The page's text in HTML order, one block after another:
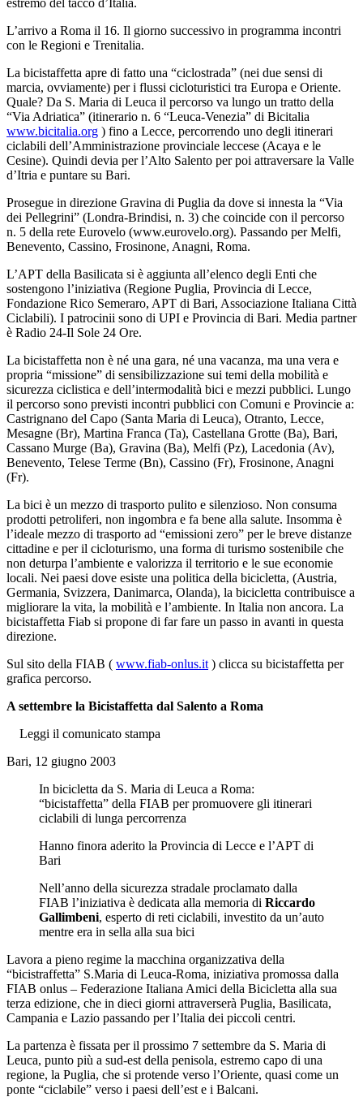
L’arrivo a Roma il 16. Il giorno successivo in programma incontri
con le Regioni e Trenitalia.
La bicistaffetta apre di fatto una “ciclostrada” (nei due sensi di
marcia, ovviamente) per i flussi cicloturistici tra Europa e Oriente.
Quale? Da S. Maria di Leuca il percorso va lungo un tratto della
“Via Adriatica” (itinerario n. 6 “Leuca-Venezia” di Bicitalia
www.bicitalia.org ) fino a Lecce, percorrendo uno degli itinerari
ciclabili dell’Amministrazione provinciale leccese (Acaya e le
Cesine). Quindi devia per l’Alto Salento per poi attraversare la Valle
d’Itria e puntare su Bari.
Prosegue in direzione Gravina di Puglia da dove si innesta la “Via
dei Pellegrini” (Londra-Brindisi, n. 3) che coincide con il percorso
n. 5 della rete Eurovelo (www.eurovelo.org). Passando per Melfi,
Benevento, Cassino, Frosinone, Anagni, Roma.
L’APT della Basilicata si è aggiunta all’elenco degli Enti che
sostengono l’iniziativa (Regione Puglia, Provincia di Lecce,
Fondazione Rico Semeraro, APT di Bari, Associazione Italiana Città
Ciclabili). I patrocinii sono di UPI e Provincia di Bari. Media partner
è Radio 24-Il Sole 24 Ore.
La bicistaffetta non è né una gara, né una vacanza, ma una vera e
propria “missione” di sensibilizzazione sui temi della mobilità e
sicurezza ciclistica e dell’intermodalità bici e mezzi pubblici. Lungo
il percorso sono previsti incontri pubblici con Comuni e Provincie a:
Castrignano del Capo (Santa Maria di Leuca), Otranto, Lecce,
Mesagne (Br), Martina Franca (Ta), Castellana Grotte (Ba), Bari,
Cassano Murge (Ba), Gravina (Ba), Melfi (Pz), Lacedonia (Av),
Benevento, Telese Terme (Bn), Cassino (Fr), Frosinone, Anagni
(Fr).
La bici è un mezzo di trasporto pulito e silenzioso. Non consuma
prodotti petroliferi, non ingombra e fa bene alla salute. Insomma è
l’ideale mezzo di trasporto ad “emissioni zero” per le breve distanze
cittadine e per il cicloturismo, una forma di turismo sostenibile che
non deturpa l’ambiente e valorizza il territorio e le sue economie
locali. Nei paesi dove esiste una politica della bicicletta, (Austria,
Germania, Svizzera, Danimarca, Olanda), la bicicletta contribuisce a
migliorare la vita, la mobilità e l’ambiente. In Italia non ancora. La
bicistaffetta Fiab si propone di far fare un passo in avanti in questa
direzione.
Sul sito della FIAB ( www.fiab-onlus.it ) clicca su bicistaffetta per
grafica percorso.
A settembre la Bicistaffetta dal Salento a Roma
Leggi il comunicato stampa
Bari, 12 giugno 2003
In bicicletta da S. Maria di Leuca a Roma:
“bicistaffetta” della FIAB per promuovere gli itinerari
ciclabili di lunga percorrenza
Hanno finora aderito la Provincia di Lecce e l’APT di
Bari
Nell’anno della sicurezza stradale proclamato dalla
FIAB l’iniziativa è dedicata alla memoria di Riccardo
Gallimbeni, esperto di reti ciclabili, investito da un’auto
mentre era in sella alla sua bici
Lavora a pieno regime la macchina organizzativa della
“bicistraffetta” S.Maria di Leuca-Roma, iniziativa promossa dalla
FIAB onlus – Federazione Italiana Amici della Bicicletta alla sua
terza edizione, che in dieci giorni attraverserà Puglia, Basilicata,
Campania e Lazio passando per l’Italia dei piccoli centri.
La partenza è fissata per il prossimo 7 settembre da S. Maria di
Leuca, punto più a sud-est della penisola, estremo capo di una
regione, la Puglia, che si protende verso l’Oriente, quasi come un
ponte “ciclabile” verso i paesi dell’est e i Balcani.